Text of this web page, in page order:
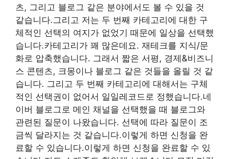
츠, 그리고 블로그 같은 분야에서도 볼 수 있을 것
같습니다.그리고 저는 두 번째 카테고리에 대한 구
체적인 선택의 여지가 없었기 때문에 일상을 선택했
습니다.카테고리가 꽤 많은데요. 재테크를 지식/문
화로 압축했습니다. 그래서 짧은 서평, 경제&비즈니
스 콘텐츠, 크몽이나 블로그 같은 것들을 올릴 것 같
습니다. 그리고 두 번째 카테고리에 대해서는 구체
적인 선택권이 없어서 일일레코드로 정했습니다.네
이버 블로그로 메인 채널을 선택했을 때 블로그와
관련된 질문이 나왔습니다. 선택에 따라 질문이 조
금씩 달라지는 것 같습니다.이렇게 하면 신청을 완
료할 수 있습니다.이렇게 하면 신청을 완료할 수 있